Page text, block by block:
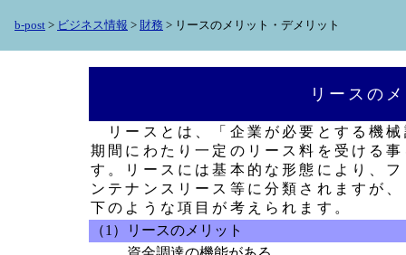
b-post > ビジネス情報 > 財務 > リースのメリット・デメリット
リースの
リースとは、「企業が必要とする機
期間にわたり一定のリース料を受ける
す。リースには基本的な形態により、
ンテナンスリース等に分類されますが
下のような項目が考えられます。
（1）リースのメリット